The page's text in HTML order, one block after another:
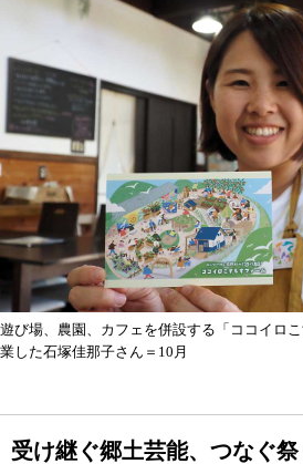
遊び場、農園、カフェを併設する「ココイロ
業した石塚佳那子さん＝10月
受け継ぐ郷土芸能、つなぐ